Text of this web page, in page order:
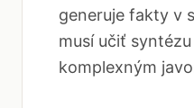
generuje fakty v
musí učiť
komplexným